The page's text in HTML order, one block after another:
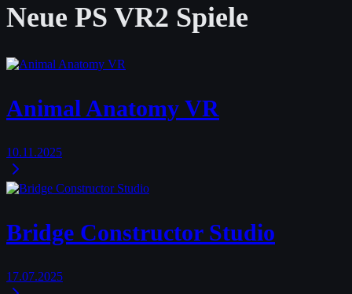
Neue PS VR2 Spiele
Animal Anatomy VR
10.11.2025
Bridge Constructor Studio
17.07.2025